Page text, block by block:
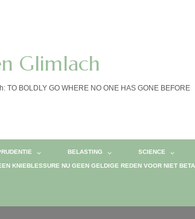
Glimlach
BOLDLY GO WHERE NO ONE HAS GONE BEFORE
BELASTING SCIENCE
KNIEBLESSURE NU GEEN GELDIGE REDEN VOOR NIET